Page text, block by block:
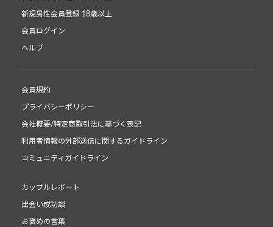
新規男性会員登録 18歳以上
会員ログイン
ヘルプ
会員規約
プライバシーポリシー
会社概要/特定商取引法に基づく表記
利用者情報の外部送信に関するガイドライン
コミュニティガイドライン
カップルレポート
出会い成功談
お褒めの言葉